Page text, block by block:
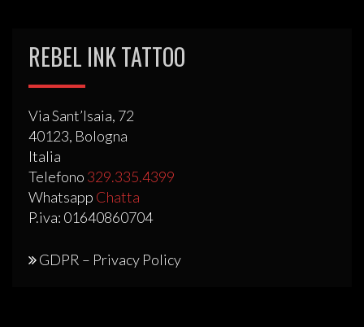
REBEL INK TATTOO
Via Sant’Isaia, 72
40123, Bologna
Italia
Telefono 329.335.4399
Whatsapp Chatta
P.iva: 01640860704
GDPR – Privacy Policy